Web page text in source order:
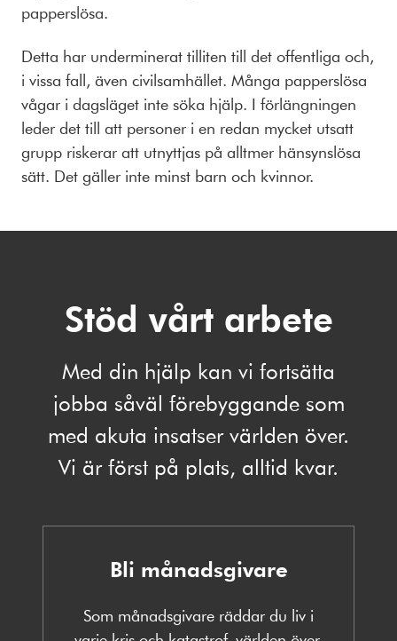
papperslösa.
Detta har underminerat tilliten till det offentliga och,
i vissa fall, även civilsamhället. Många papperslösa
vågar i dagsläget inte söka hjälp. I förlängningen
leder det till att personer i en redan mycket utsatt
grupp riskerar att utnyttjas på alltmer hänsynslösa
sätt. Det gäller inte minst barn och kvinnor.
Stöd vårt arbete
Med din hjälp kan vi fortsätta
jobba såväl förebyggande som
med akuta insatser världen över.
Vi är först på plats, alltid kvar.
Bli månadsgivare
Som månadsgivare räddar du liv i